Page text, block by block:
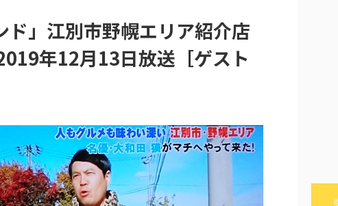
ド」江別市野幌エリア紹介店
年12月13日放送［ゲスト